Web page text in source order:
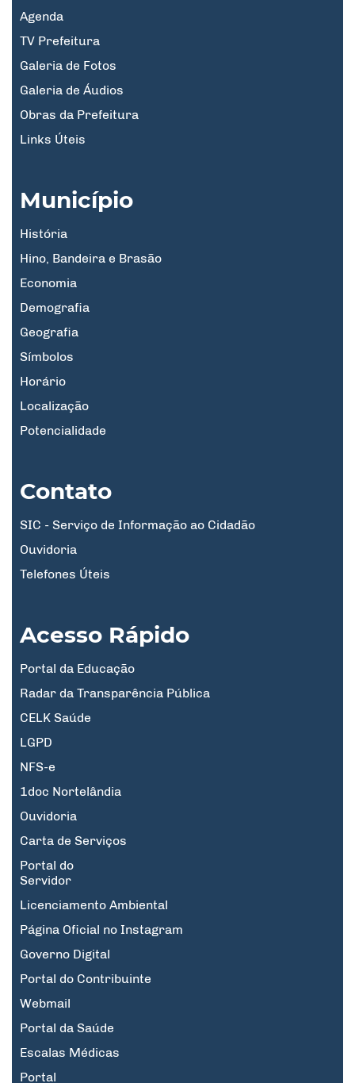
Agenda
TV Prefeitura
Galeria de Fotos
Galeria de Áudios
Obras da Prefeitura
Links Úteis
Município
História
Hino, Bandeira e Brasão
Economia
Demografia
Geografia
Símbolos
Horário
Localização
Potencialidade
Contato
SIC - Serviço de Informação ao Cidadão
Ouvidoria
Telefones Úteis
Acesso Rápido
Portal da Educação
Radar da Transparência Pública
CELK Saúde
LGPD
NFS-e
1doc Nortelândia
Ouvidoria
Carta de Serviços
Portal do
Servidor
Licenciamento Ambiental
Página Oficial no Instagram
Governo Digital
Portal do Contribuinte
Webmail
Portal da Saúde
Escalas Médicas
Portal